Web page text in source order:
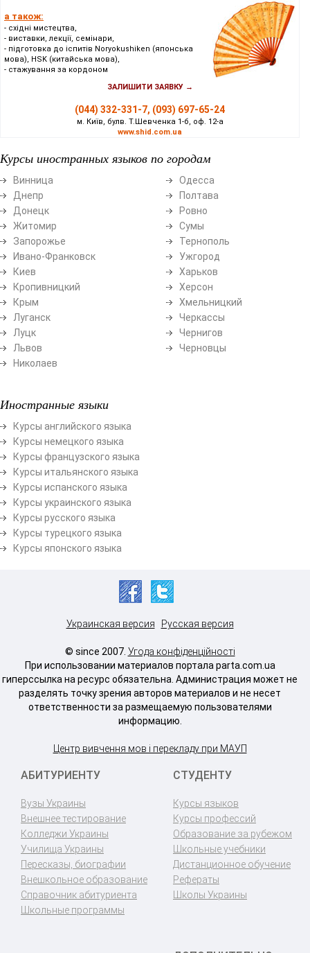
а також:
- східні мистецтва,
- виставки, лекції, семінари,
- підготовка до іспитів Noryokushiken (японська
мова), HSK (китайська мова),
- стажування за кордоном
ЗАЛИШИТИ ЗАЯВКУ →
(044) 332-331-7, (093) 697-65-24
м. Київ, булв. Т.Шевченка 1-б, оф. 12-а
www.shid.com.ua
Курсы иностранных языков по городам
Винница
Днепр
Донецк
Житомир
Запорожье
Ивано-Франковск
Киев
Кропивницкий
Крым
Луганск
Луцк
Львов
Николаев
Одесса
Полтава
Ровно
Сумы
Тернополь
Ужгород
Харьков
Херсон
Хмельницкий
Черкассы
Чернигов
Черновцы
Иностранные языки
Курсы английского языка
Курсы немецкого языка
Курсы французского языка
Курсы итальянского языка
Курсы испанского языка
Курсы украинского языка
Курсы русского языка
Курсы турецкого языка
Курсы японского языка
Украинская версия Русская версия
© since 2007. Угода конфіденційності
При использовании материалов портала parta.com.ua
гиперссылка на ресурс обязательна. Администрация может не
разделять точку зрения авторов материалов и не несет
ответственности за размещаемую пользователями
информацию.
Центр вивчення мов і перекладу при МАУП
АБИТУРИЕНТУ
Вузы Украины
Внешнее тестирование
Колледжи Украины
Училища Украины
Пересказы, биографии
Внешкольное образование
Справочник абитуриента
Школьные программы
СТУДЕНТУ
Курсы языков
Курсы профессий
Образование за рубежом
Школьные учебники
Дистанционное обучение
Рефераты
Школы Украины